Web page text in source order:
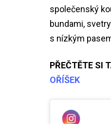
společenský
bundami,
s nízkým
PŘEČTĚTE SI
OŘÍŠEK